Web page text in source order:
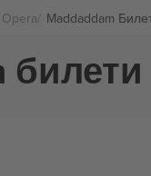
Opera Maddaddam
билети